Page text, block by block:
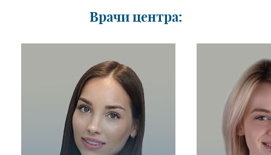
Врачи центра: